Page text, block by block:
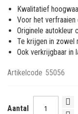
afbeeldingen-
gallerij
Kwalitatief
Voor het verfraaien
Originele autokleur
Te krijgen in zowel
Ook verkrijgbaar in
Artikelcode 55056
Aantal